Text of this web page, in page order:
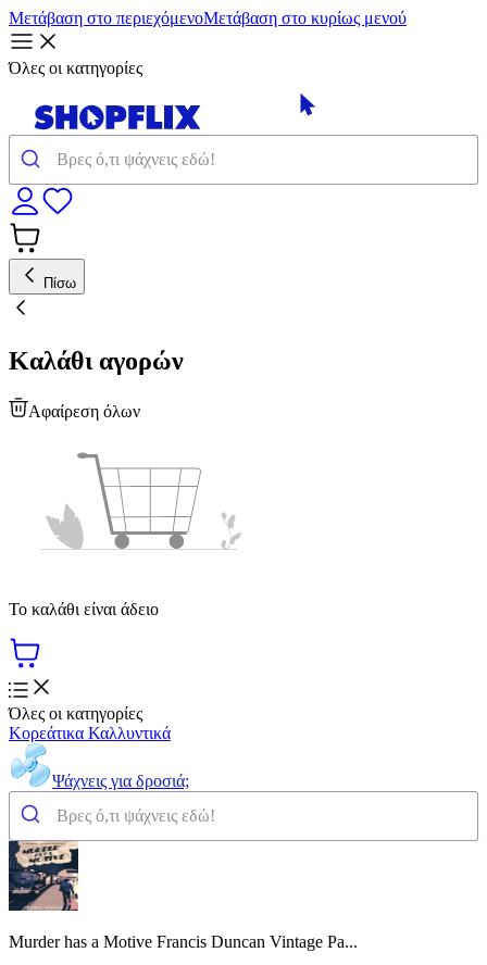
Μετάβαση στο περιεχόμενοΜετάβαση στο κυρίως μενού
Όλες οι κατηγορίες
Πίσω
Καλάθι αγορών
Αφαίρεση όλων
Το καλάθι είναι άδειο
Όλες οι κατηγορίες
Κορεάτικα Καλλυντικά
Ψάχνεις για δροσιά;
Murder has a Motive Francis Duncan Vintage Pa...